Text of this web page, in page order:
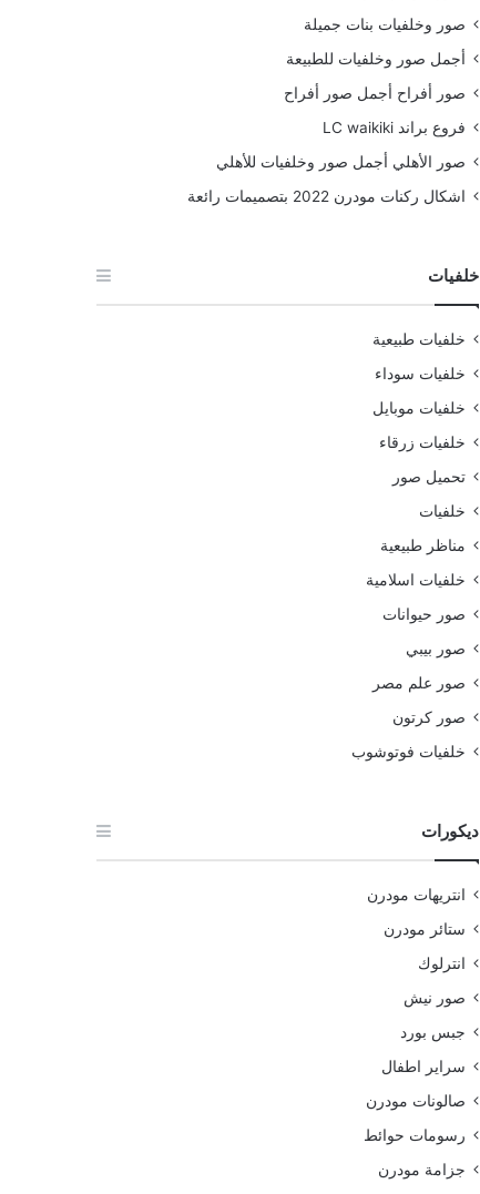
صور وخلفيات بنات جميلة
أجمل صور وخلفيات للطبيعة
صور أفراح أجمل صور أفراح
فروع براند LC waikiki
صور الأهلي أجمل صور وخلفيات للأهلي
اشكال ركنات مودرن 2022 بتصميمات رائعة
خلفيات
خلفيات طبيعية
خلفيات سوداء
خلفيات موبايل
خلفيات زرقاء
تحميل صور
خلفيات
مناظر طبيعية
خلفيات اسلامية
صور حيوانات
صور بيبي
صور علم مصر
صور كرتون
خلفيات فوتوشوب
ديكورات
انتريهات مودرن
ستائر مودرن
انترلوك
صور نيش
جبس بورد
سراير اطفال
صالونات مودرن
رسومات حوائط
جزامة مودرن